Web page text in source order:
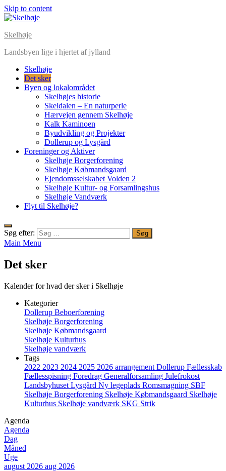
Skip to content
Skelhøje
Landsbyen lige i hjertet af jylland
Skelhøje
Det sker
Byen og lokalområdet
Skelhøjes historie
Skeldalen – En naturperle
Hærvejen gennem Skelhøje
Kalk Kaminoen
Byudvikling og Projekter
Dollerup og Lysgård
Foreninger og Aktiver
Skelhøje Borgerforening
Skelhøje Købmandsgaard
Ejendomsselskabet Volden 2
Skelhøje Kultur- og Forsamlingshus
Skelhøje Vandværk
Flyt til Skelhøje?
Søg efter:
Main Menu
Det sker
Kalender for hvad der sker i Skelhøje
Kategorier
Dollerup Beboerforening
Skelhøje Borgerforening
Skelhøje Købmandsgaard
Skelhøje Kulturhus
Skelhøje vandværk
Tags
2022 2023 2024 2025 2026 arrangement Dollerup Fællesskab
Fællesspisning Foredrag Generalforsamling Julefrokost
Landsbyhuset Lysgård Ny legeplads Romsmagning SBF
Skelhøje Borgerforening Skelhøje Købmandsgaard Skelhøje
Kulturhus Skelhøje vandværk SKG Strik
Agenda
Agenda
Dag
Måned
Uge
august 2026 aug 2026